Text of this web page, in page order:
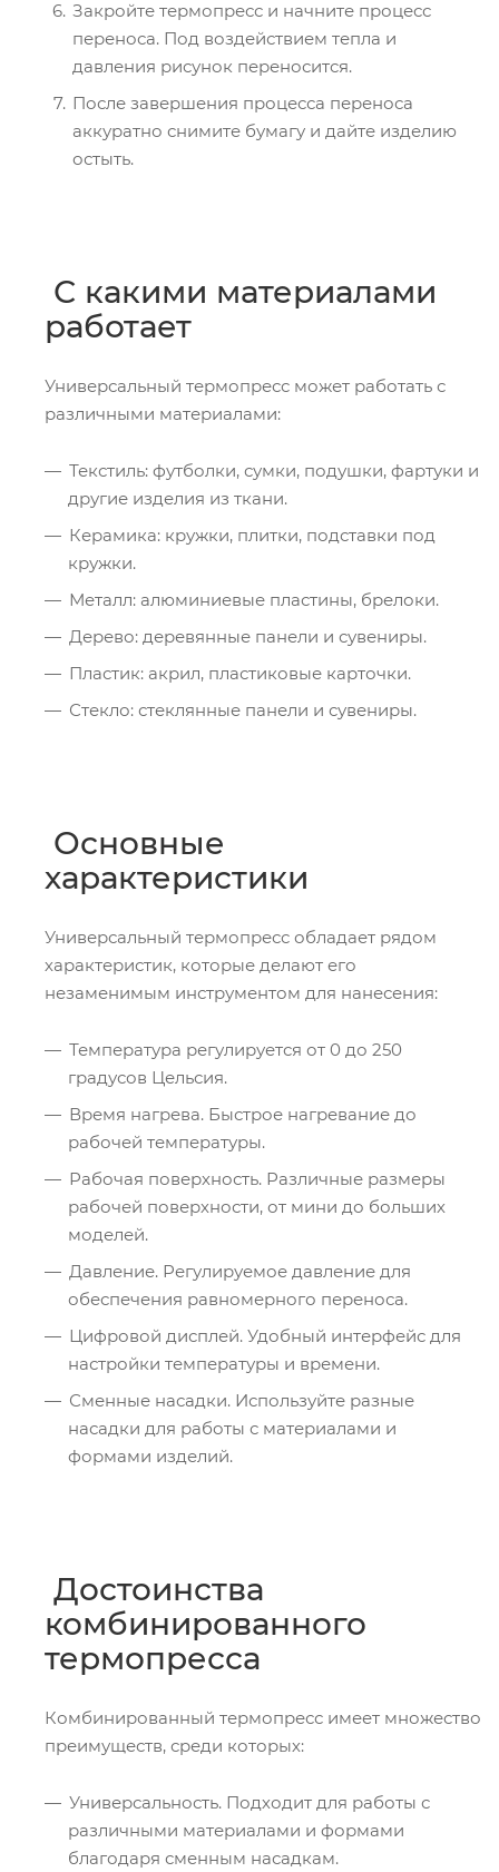
Закройте термопресс и начните процесс
переноса. Под воздействием тепла и
давления рисунок переносится.
После завершения процесса переноса
аккуратно снимите бумагу и дайте изделию
остыть.
С какими материалами
работает
Универсальный термопресс может работать с
различными материалами:
Текстиль: футболки, сумки, подушки, фартуки и
другие изделия из ткани.
Керамика: кружки, плитки, подставки под
кружки.
Металл: алюминиевые пластины, брелоки.
Дерево: деревянные панели и сувениры.
Пластик: акрил, пластиковые карточки.
Стекло: стеклянные панели и сувениры.
Основные
характеристики
Универсальный термопресс обладает рядом
характеристик, которые делают его
незаменимым инструментом для нанесения:
Температура регулируется от 0 до 250
градусов Цельсия.
Время нагрева. Быстрое нагревание до
рабочей температуры.
Рабочая поверхность. Различные размеры
рабочей поверхности, от мини до больших
моделей.
Давление. Регулируемое давление для
обеспечения равномерного переноса.
Цифровой дисплей. Удобный интерфейс для
настройки температуры и времени.
Сменные насадки. Используйте разные
насадки для работы с материалами и
формами изделий.
Достоинства
комбинированного
термопресса
Комбинированный термопресс имеет множество
преимуществ, среди которых:
Универсальность. Подходит для работы с
различными материалами и формами
благодаря сменным насадкам.